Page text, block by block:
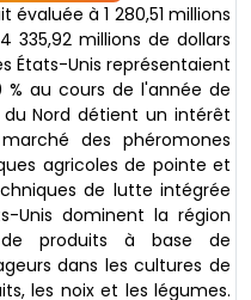
évaluée à 1 280,51 millions
335,92 millions de dollars
États-Unis représentaient
au cours de l'année de
Nord détient un intérêt
des phéromones
agricoles de pointe et
de lutte intégrée
Unis dominent la région
produits à base de
dans les cultures de
les noix et les légumes.